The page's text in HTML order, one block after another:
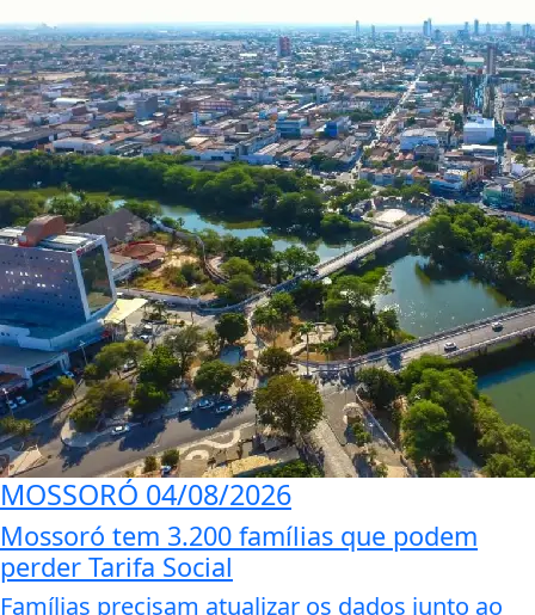
MOSSORÓ 04/08/2026
Mossoró tem 3.200 famílias que podem
perder Tarifa Social
Famílias precisam atualizar os dados junto ao